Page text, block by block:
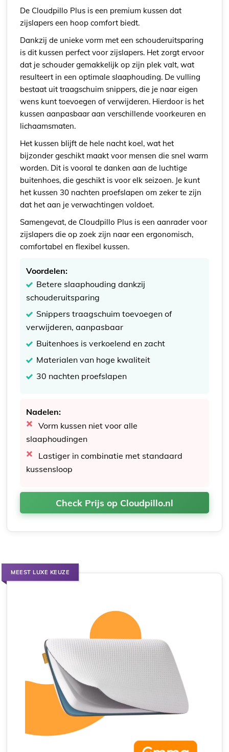
De Cloudpillo Plus is een premium kussen dat
zijslapers een hoop comfort biedt.
Dankzij de unieke vorm met een schouderuitsparing
is dit kussen perfect voor zijslapers. Het zorgt ervoor
dat je schouder gemakkelijk op zijn plek valt, wat
resulteert in een optimale slaaphouding. De vulling
bestaat uit traagschuim snippers, die je naar eigen
wens kunt toevoegen of verwijderen. Hierdoor is het
kussen aanpasbaar aan verschillende voorkeuren en
lichaamsmaten.
Het kussen blijft de hele nacht koel, wat het
bijzonder geschikt maakt voor mensen die snel warm
worden. Dit is vooral te danken aan de luchtige
buitenhoes, die geschikt is voor elk seizoen. Je kunt
het kussen 30 nachten proefslapen om zeker te zijn
dat het aan je verwachtingen voldoet.
Samengevat, de Cloudpillo Plus is een aanrader voor
zijslapers die op zoek zijn naar een ergonomisch,
comfortabel en flexibel kussen.
Voordelen:
Betere slaaphouding dankzij
schouderuitsparing
Snippers traagschuim toevoegen of
verwijderen, aanpasbaar
Buitenhoes is verkoelend en zacht
Materialen van hoge kwaliteit
30 nachten proefslapen
Nadelen:
Vorm kussen niet voor alle
slaaphoudingen
Lastiger in combinatie met standaard
kussensloop
Check Prijs op Cloudpillo.nl
MEEST LUXE KEUZE